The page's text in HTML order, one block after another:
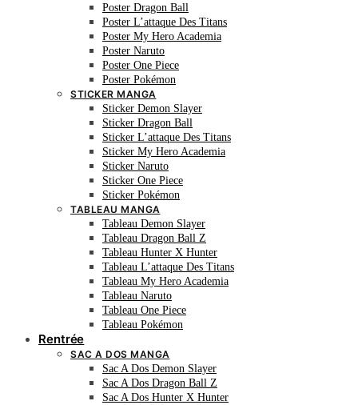
Poster Dragon Ball
Poster L’attaque Des Titans
Poster My Hero Academia
Poster Naruto
Poster One Piece
Poster Pokémon
STICKER MANGA
Sticker Demon Slayer
Sticker Dragon Ball
Sticker L’attaque Des Titans
Sticker My Hero Academia
Sticker Naruto
Sticker One Piece
Sticker Pokémon
TABLEAU MANGA
Tableau Demon Slayer
Tableau Dragon Ball Z
Tableau Hunter X Hunter
Tableau L’attaque Des Titans
Tableau My Hero Academia
Tableau Naruto
Tableau One Piece
Tableau Pokémon
Rentrée
SAC A DOS MANGA
Sac A Dos Demon Slayer
Sac A Dos Dragon Ball Z
Sac A Dos Hunter X Hunter